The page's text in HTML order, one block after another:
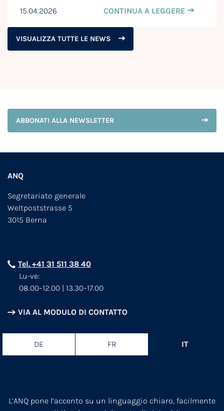
15.04.2026
CONTINUA A LEGGERE
VISUALIZZA TUTTE LE NEWS
ABBONATI ALLA NEWSLETTER
ANQ
Segretariato generale
Weltpoststrasse 5
3015 Berna
Tel. +41 31 511 38 40
Lu-ve:
08.00–12.00 | 13.30–17.00
VIA AL MODULO DI CONTATTO
DE FR IT
L’ANQ pone l’accento su un linguaggio chiaro, facilmente